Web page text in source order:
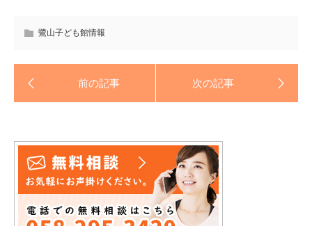
鷺山子ども館情報